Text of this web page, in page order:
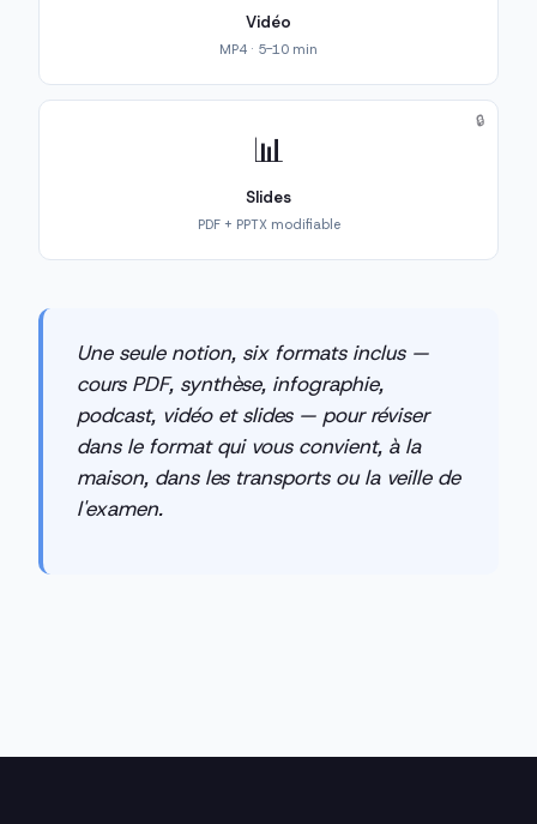
Vidéo
MP4 · 5-10 min
📊
Slides
PDF + PPTX modifiable
🔒
Une seule notion, six formats inclus —
cours PDF, synthèse, infographie,
podcast, vidéo et slides — pour réviser
dans le format qui vous convient, à la
maison, dans les transports ou la veille de
l'examen.